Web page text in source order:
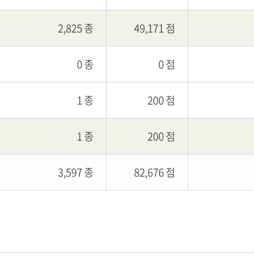
2,825 종 49,171 점
0 종 0 점
1 종 200 점
1 종 200 점
3,597 종 82,676 점